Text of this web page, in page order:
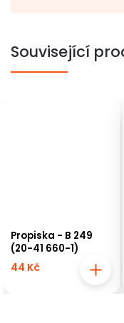
Související
Propiska - B 249
(20-41 660-1)
44 Kč